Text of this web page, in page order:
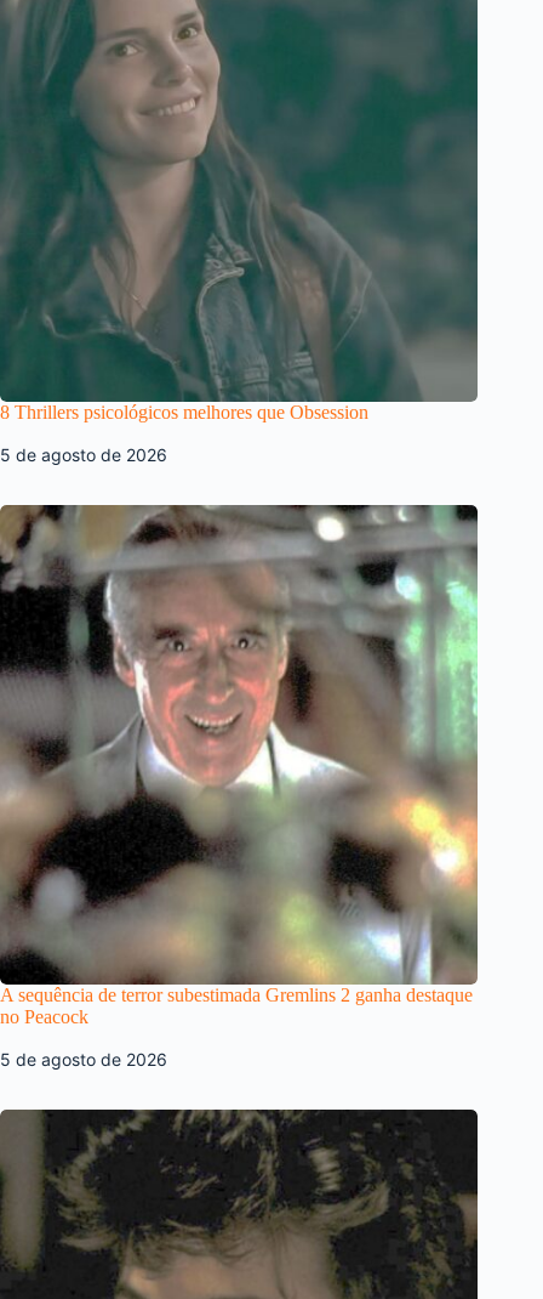
8 Thrillers psicológicos melhores que Obsession
5 de agosto de 2026
A sequência de terror subestimada Gremlins 2 ganha destaque
no Peacock
5 de agosto de 2026